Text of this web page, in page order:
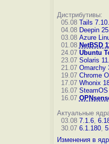
Дистрибутивы:
05.08 Tails
04.08 Deepin
03.08 Azure
01.08 NetBSD
24.07 Ubuntu
23.07 Solaris
21.07 Omarchy
19.07 Chrome
17.07 Whonix
16.07
16.07
Актуальные
03.08 7.1.6,
30.07 6.1.180,
Изменения в